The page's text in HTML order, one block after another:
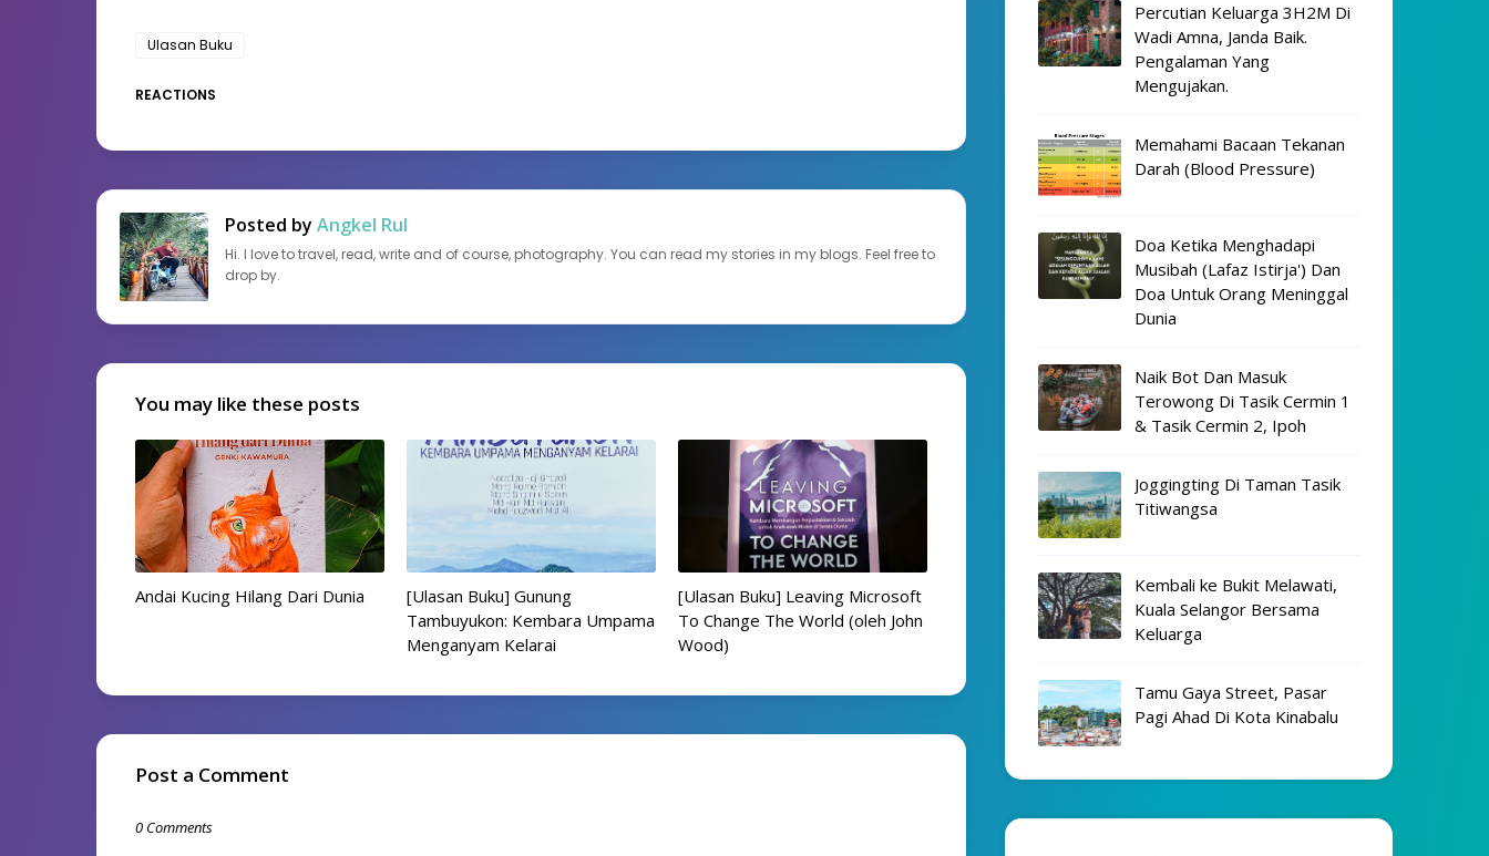
Ulasan Buku
REACTIONS
Posted by Angkel Rul
Hi. I love to travel, read, write and of course, photography. You can read my stories in my blogs. Feel free to
drop by.
You may like these posts
Andai Kucing Hilang Dari Dunia
[Ulasan Buku] Gunung
Tambuyukon: Kembara Umpama
Menganyam Kelarai
[Ulasan Buku] Leaving Microsoft
To Change The World (oleh John
Wood)
Post a Comment
0 Comments
Percutian Keluarga 3H2M Di
Wadi Amna, Janda Baik.
Pengalaman Yang
Mengujakan.
Memahami Bacaan Tekanan
Darah (Blood Pressure)
Doa Ketika Menghadapi
Musibah (Lafaz Istirja') Dan
Doa Untuk Orang Meninggal
Dunia
Naik Bot Dan Masuk
Terowong Di Tasik Cermin 1
& Tasik Cermin 2, Ipoh
Joggingting Di Taman Tasik
Titiwangsa
Kembali ke Bukit Melawati,
Kuala Selangor Bersama
Keluarga
Tamu Gaya Street, Pasar
Pagi Ahad Di Kota Kinabalu